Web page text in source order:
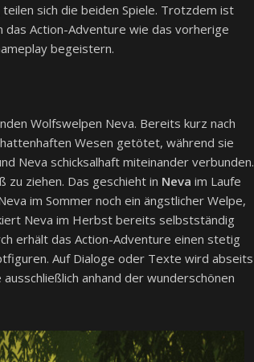
sich die beiden Spiele. Trotzdem ist
das Action-Adventure wie das vorherige
begeistern.
Wolfswelpen Neva. Bereits kurz nach
Wesen getötet, während sie
Neva schicksalhaft miteinander verbunden.
zu ziehen. Das geschieht in Neva im Laufe
im Sommer noch ein ängstlicher Welpe,
Neva im Herbst bereits selbstständig
erhält das Action-Adventure einen stetig
Auf Dialoge oder Texte wird abseits
anhand der wunderschönen